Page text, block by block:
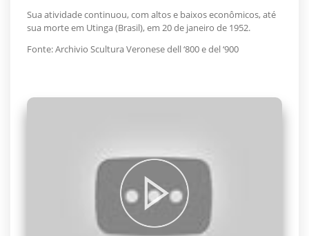
Sua atividade continuou, com altos e baixos econômicos, até
sua morte em Utinga (Brasil), em 20 de janeiro de 1952.
Fonte: Archivio Scultura Veronese dell ‘800 e del ‘900